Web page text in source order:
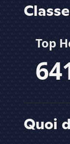
Top
Quoi